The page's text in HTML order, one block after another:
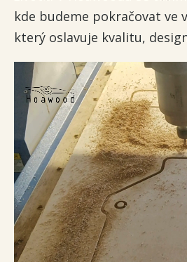
kde budeme pokračovat ve
který oslavuje kvalitu,